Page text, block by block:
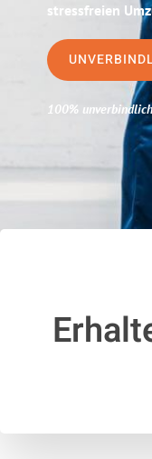
stressfreien
100% unverbindlich